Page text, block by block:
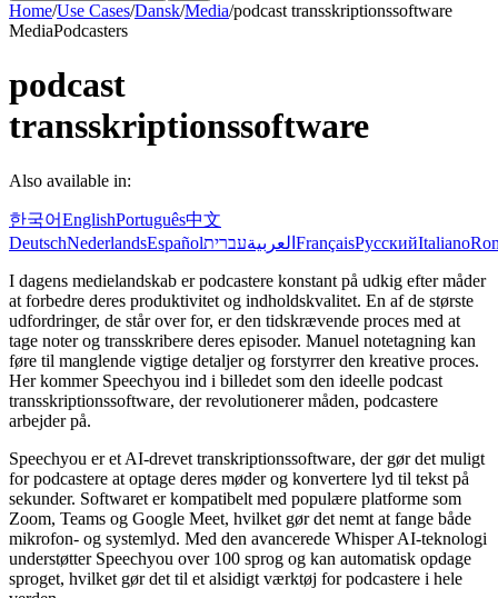
Home/Use Cases/Dansk/Media/podcast transskriptionssoftware
MediaPodcasters
podcast
transskriptionssoftware
Also available in:
한국어EnglishPortuguês中文
DeutschNederlandsEspañol العربيةעברית FrançaisРусскийItaliano
I dagens medielandskab er podcastere konstant på udkig efter måder
at forbedre deres produktivitet og indholdskvalitet. En af de største
udfordringer, de står over for, er den tidskrævende proces med at
tage noter og transskribere deres episoder. Manuel notetagning kan
føre til manglende vigtige detaljer og forstyrrer den kreative proces.
Her kommer Speechyou ind i billedet som den ideelle podcast
transskriptionssoftware, der revolutionerer måden, podcastere
arbejder på.
Speechyou er et AI-drevet transkriptionssoftware, der gør det muligt
for podcastere at optage deres møder og konvertere lyd til tekst på
sekunder. Softwaret er kompatibelt med populære platforme som
Zoom, Teams og Google Meet, hvilket gør det nemt at fange både
mikrofon- og systemlyd. Med den avancerede Whisper AI-teknologi
understøtter Speechyou over 100 sprog og kan automatisk opdage
sproget, hvilket gør det til et alsidigt værktøj for podcastere i hele